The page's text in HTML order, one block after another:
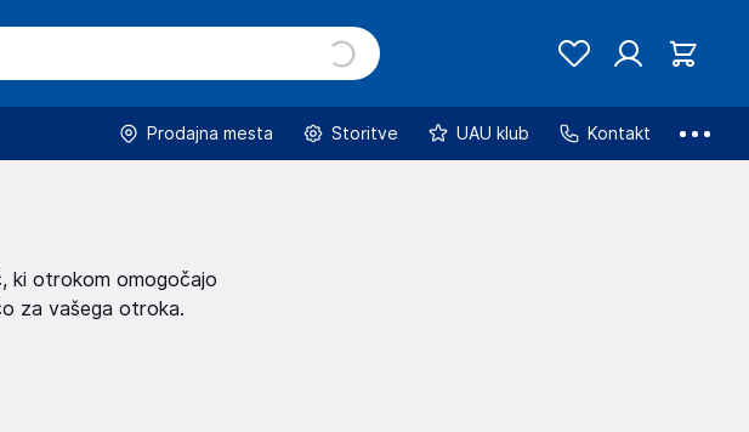
Prodajna mesta Storitve UAU klub Kontakt
ki otrokom omogočajo
za vašega otroka.